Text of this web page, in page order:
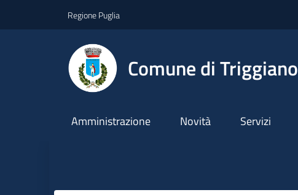
Regione Puglia
Comune di Triggiano
Amministrazione Novità Servizi